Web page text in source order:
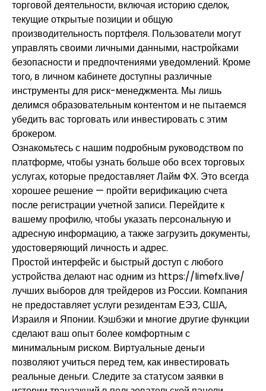
торговой деятельности, включая историю сделок,
текущие открытые позиции и общую
производительность портфеля. Пользователи могут
управлять своими личными данными, настройками
безопасности и предпочтениями уведомлений. Кроме
того, в личном кабинете доступны различные
инструменты для риск-менеджмента. Мы лишь
делимся образовательным контентом и не пытаемся
убедить вас торговать или инвестировать с этим
брокером.
Ознакомьтесь с нашим подробным руководством по
платформе, чтобы узнать больше обо всех торговых
услугах, которые предоставляет Лайм ФХ. Это всегда
хорошее решение — пройти верификацию счета
после регистрации учетной записи. Перейдите к
вашему профилю, чтобы указать персональную и
адресную информацию, а также загрузить документы,
удостоверяющий личность и адрес.
Простой интерфейс и быстрый доступ с любого
устройства делают нас одним из https://limefx.live/
лучших выборов для трейдеров из России. Компания
не предоставляет услуги резидентам ЕЭЗ, США,
Израиля и Японии. Кэшбэки и многие другие функции
сделают ваш опыт более комфортным с
минимальным риском. Виртуальные деньги
позволяют учиться перед тем, как инвестировать
реальные деньги. Следите за статусом заявки в